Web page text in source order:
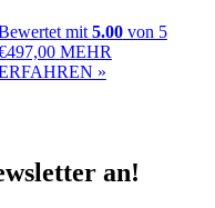
mit 5.00von 5
497,00 MEHR
»
an!